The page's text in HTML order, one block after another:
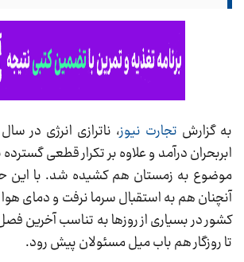
به گزارش تجارت نیوز، ناترازی انرژی در
ابربحران درآمد و علاوه بر تکرار قطعی
موضوع به زمستان هم کشیده شد. با این
آنچنان هم به استقبال سرما نرفت و دمای
کشور در بسیاری از روزها به تناسب آخرین
تا روزگار هم باب میل مسئولان پیش رود.